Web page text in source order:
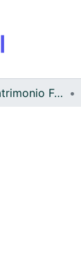
Archivo del Patrimonio Fotográfico y Fílmico del Valle del Cauca